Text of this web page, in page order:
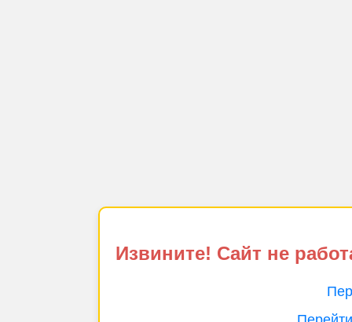
Извините! Сайт не